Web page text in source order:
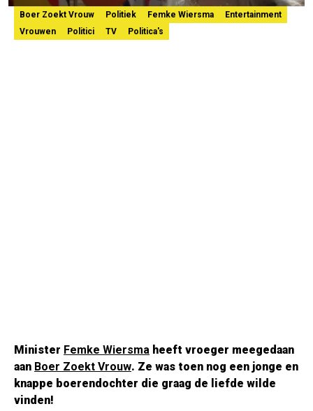
Boer Zoekt Vrouw Politiek Femke Wiersma
Entertainment
Vrouwen
Politici TV Politica's
Minister Femke Wiersma heeft vroeger meegedaan
aan Boer Zoekt Vrouw. Ze was toen nog een jonge en
knappe boerendochter die graag de liefde wilde
vinden!